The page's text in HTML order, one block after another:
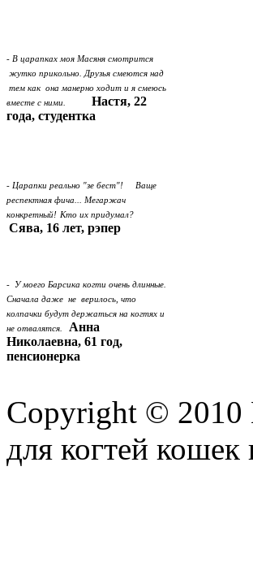
- В царапках моя Масяня смотрится
жутко прикольно. Друзья смеются над
тем как она манерно ходит и я смеюсь
вместе с ними.
Настя, 22
года, студентка
- Царапки реально "зе бест"! Ваще
респектная фича... Мегаржач
конкретный! Кто их придумал?
Сява, 16 лет, рэпер
- У моего Барсика когти очень длинные.
Сначала даже не верилось, что
колпачки будут держаться на когтях и
не отвалятся.
Анна
Николаевна, 61 год,
пенсионерка
Copyright © 2010
для когтей